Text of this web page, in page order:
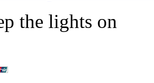
the lights on